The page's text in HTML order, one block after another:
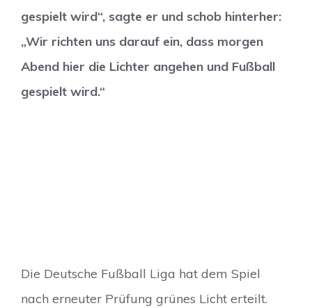
gespielt wird“, sagte er und schob hinterher:
„Wir richten uns darauf ein, dass morgen
Abend hier die Lichter angehen und Fußball
gespielt wird.“
Die Deutsche Fußball Liga hat dem Spiel
nach erneuter Prüfung grünes Licht erteilt.